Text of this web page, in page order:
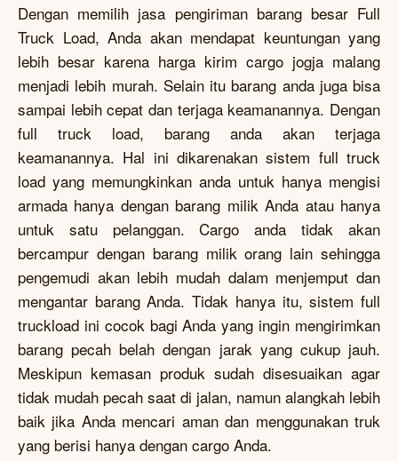
Dengan memilih jasa pengiriman barang besar Full
Truck Load, Anda akan mendapat keuntungan yang
lebih besar karena harga kirim cargo jogja malang
menjadi lebih murah. Selain itu barang anda juga bisa
sampai lebih cepat dan terjaga keamanannya. Dengan
full truck load, barang anda akan terjaga
keamanannya. Hal ini dikarenakan sistem full truck
load yang memungkinkan anda untuk hanya mengisi
armada hanya dengan barang milik Anda atau hanya
untuk satu pelanggan. Cargo anda tidak akan
bercampur dengan barang milik orang lain sehingga
pengemudi akan lebih mudah dalam menjemput dan
mengantar barang Anda. Tidak hanya itu, sistem full
truckload ini cocok bagi Anda yang ingin mengirimkan
barang pecah belah dengan jarak yang cukup jauh.
Meskipun kemasan produk sudah disesuaikan agar
tidak mudah pecah saat di jalan, namun alangkah lebih
baik jika Anda mencari aman dan menggunakan truk
yang berisi hanya dengan cargo Anda.